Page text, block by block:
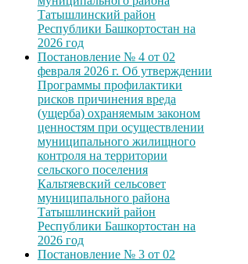
Татышлинский район
Республики Башкортостан на
2026 год
Постановление № 4 от 02
февраля 2026 г. Об утверждении
Программы профилактики
рисков причинения вреда
(ущерба) охраняемым законом
ценностям при осуществлении
муниципального жилищного
контроля на территории
сельского поселения
Кальтяевский сельсовет
муниципального района
Татышлинский район
Республики Башкортостан на
2026 год
Постановление № 3 от 02